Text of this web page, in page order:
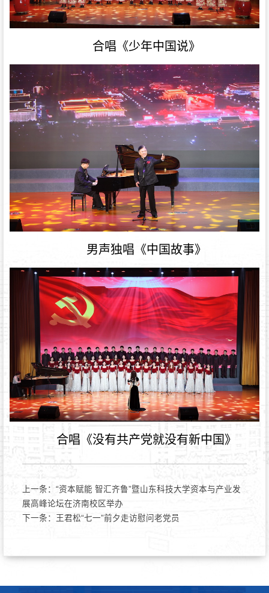
合唱《少年中国说》
男声独唱《中国故事》
合唱《没有共产党就没有新中国》
上一条： “资本赋能 智汇齐鲁”暨山东科技大学资本与产业发
展高峰论坛在济南校区举办
下一条：
王君松“七一”前夕走访慰问老党员